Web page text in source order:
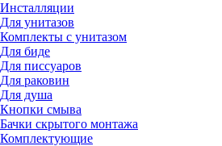
Инсталляции
Для унитазов
Комплекты с унитазом
Для биде
Для писсуаров
Для раковин
Для душа
Кнопки смыва
Бачки скрытого монтажа
Комплектующие